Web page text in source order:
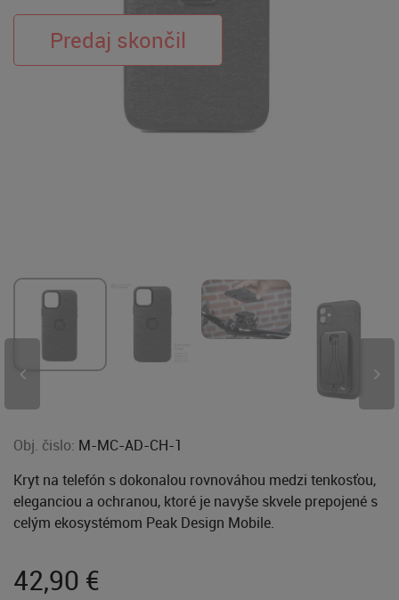
Obj. čislo: M-MC-AD-CH-1
Kryt na telefón s dokonalou rovnováhou medzi tenkosťou,
eleganciou a ochranou, ktoré je navyše skvele prepojené s
celým ekosystémom Peak Design Mobile.
42,90 €